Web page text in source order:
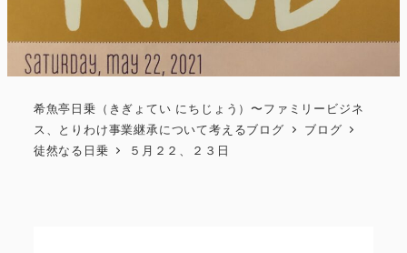
希魚亭日乗（きぎょてい にちじょう）〜ファミリービジネ
ス、とりわけ事業継承について考えるブログ
ブログ
徒然なる日乗
５月２２、２３日